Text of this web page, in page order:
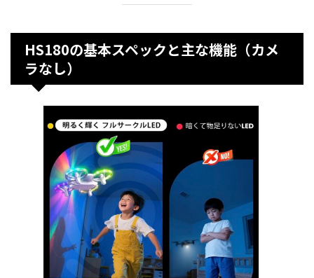
HS180の基本スペックと主な機能（カメ
ラなし）